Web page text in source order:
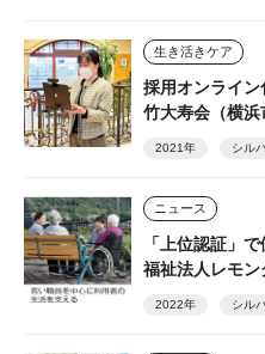
生き活きケア
採用オンライ
竹大寿会（横浜
2021年 シル
ニュース
「上位認証」
福祉法人レモン
2022年 シル